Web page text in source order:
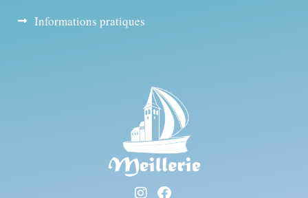
Informations pratiques